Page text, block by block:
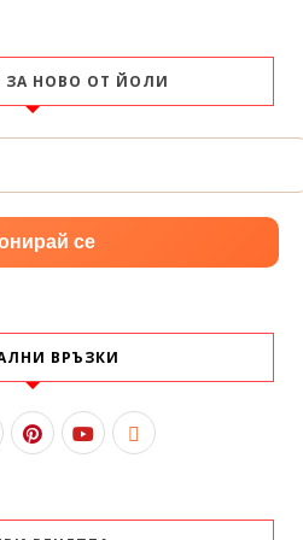
ЗА НОВО ОТ ЙОЛИ
се
ВРЪЗКИ